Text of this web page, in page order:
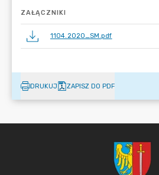
ZAŁĄCZNIKI
1104.2020_SM.pdf
DRUKUJ ZAPISZ DO PDF